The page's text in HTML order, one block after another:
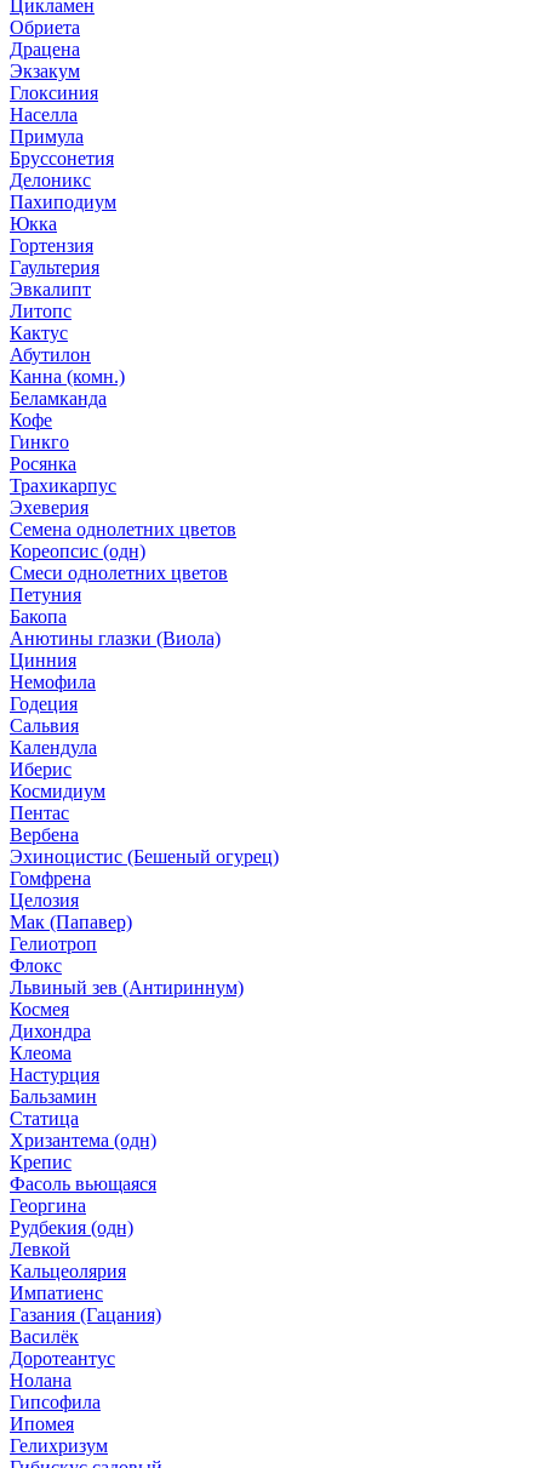
Цикламен
Обриета
Драцена
Экзакум
Глоксиния
Населла
Примула
Бруссонетия
Делоникс
Пахиподиум
Юкка
Гортензия
Гаультерия
Эвкалипт
Литопс
Кактус
Абутилон
Канна (комн.)
Беламканда
Кофе
Гинкго
Росянка
Трахикарпус
Эхеверия
Семена однолетних цветов
Кореопсис (одн)
Смеси однолетних цветов
Петуния
Бакопа
Анютины глазки (Виола)
Цинния
Немофила
Годеция
Сальвия
Календула
Иберис
Космидиум
Пентас
Вербена
Эхиноцистис (Бешеный огурец)
Гомфрена
Целозия
Мак (Папавер)
Гелиотроп
Флокс
Львиный зев (Антириннум)
Космея
Дихондра
Клеома
Настурция
Бальзамин
Статица
Хризантема (одн)
Крепис
Фасоль вьющаяся
Георгина
Рудбекия (одн)
Левкой
Кальцеолярия
Импатиенс
Газания (Гацания)
Василёк
Доротеантус
Нолана
Гипсофила
Ипомея
Гелихризум